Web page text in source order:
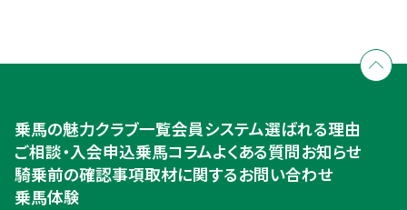
入会のご相談・申込
ご相談・入会申込
乗馬の魅力クラブ一覧会員システム選ばれる理由
ご相談・入会申込乗馬コラムよくある質問お知らせ
騎乗前の確認事項取材に関するお問い合わせ
乗馬体験